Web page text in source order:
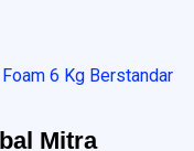
Mitra